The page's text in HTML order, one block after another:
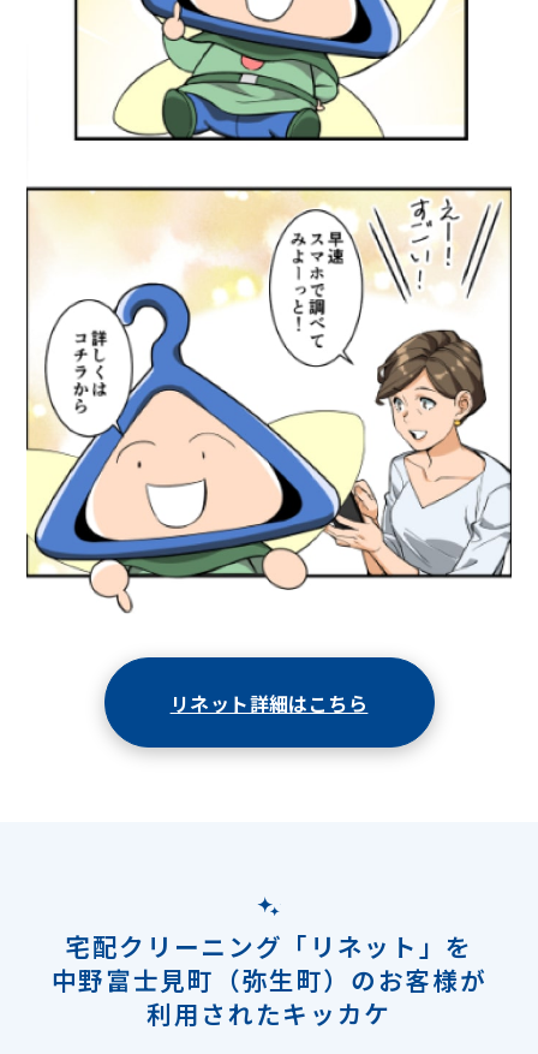
リネット詳細はこちら
宅配クリーニング「リネット」を
中野富士見町（弥生町）のお客様が
利用されたキッカケ